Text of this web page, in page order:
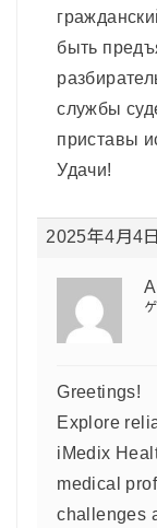
быть
службы
приставы
Удачи!
2025年4月4
Greetings!
Explore
iMedix
medical
challenges